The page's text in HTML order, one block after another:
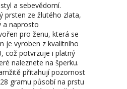
a sebevědomí.
prsten ze žlutého zlata,
a naprosto
pro ženu, která se
je vyroben z kvalitního
což potvrzuje i platný
naleznete na šperku.
přitahují pozornost
gramu působí na prstu